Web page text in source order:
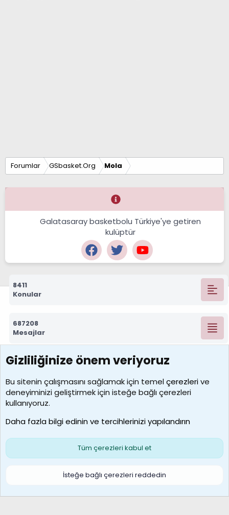
Forumlar GSbasket.Org Mola
Galatasaray basketbolu Türkiye'ye getiren
kulüptür
8411
Konular
687208
Mesajlar
7388
Kullanıcılar
borabekirogluu
Son üye
Çerezler
S
Gizliliğinize önem veriyoruz
Bu sitenin çalışmasını sağlamak için temelçerezlerive
deneyiminizi geliştirmek için isteğe bağlı çerezleri
kullanıyoruz.
Daha fazla bilgi edinin ve tercihlerinizi yapılandırın
Tüm çerezleri kabul et
İsteğe bağlı çerezleri reddedin